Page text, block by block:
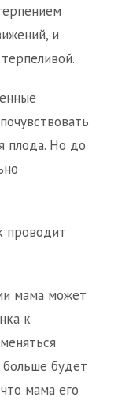
и
плода. Но до
проводит
мама может
к
будет
мама его